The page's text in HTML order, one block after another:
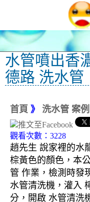
水管噴出香
德路 洗水管
首頁 》 洗水管 案例
觀看次數：3228
趙先生 說家裡的水
棕黃色的顏色，本
管 作業，檢測時發
水管清洗機，灌入
分，開啟 水管清洗